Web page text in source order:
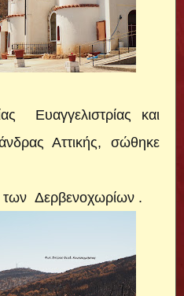
Ευαγγελιστρίας και
Αττικής, σώθηκε
των Δερβενοχωρίων .